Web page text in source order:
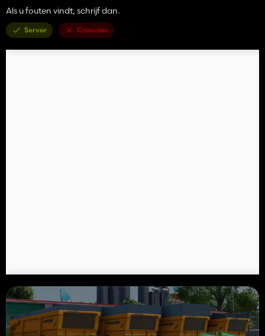
Als u fouten vindt, schrijf dan.
Server Consoles